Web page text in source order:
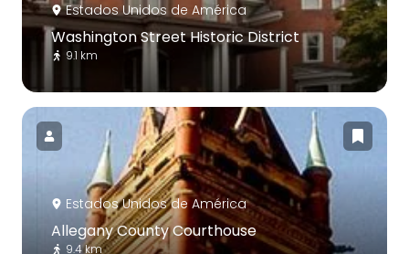
Estados Unidos de América
Washington Street Historic District
9.1 km
Estados Unidos de América
Allegany County Courthouse
9.4 km